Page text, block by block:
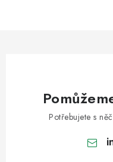
Potřebujete s